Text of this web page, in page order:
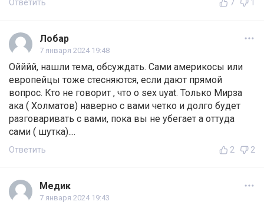
Ответить 7 1
Лобар
7 января 2024 19:48
Ойййй, нашли тема, обсуждать. Сами америкосы или
европейцы тоже стесняются, если дают прямой
вопрос. Кто не говорит , что о sex uyat. Только Мирза
ака ( Холматов) наверно с вами четко и долго будет
разговаривать с вами, пока вы не убегает а оттуда
сами ( шутка)....
Ответить 2 2
Медик
7 января 2024 19:43